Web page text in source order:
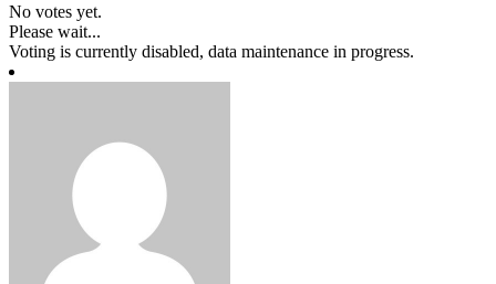
No votes yet.
Please wait...
Voting is currently disabled, data maintenance in progress.